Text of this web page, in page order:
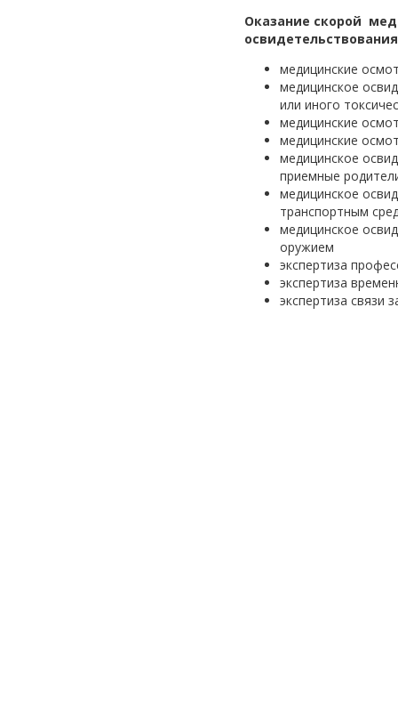
Оказание скорой
медицинские
медицинское
или иного
медицинские
медицинские
медицинское
приемные
медицинское
транспортным
медицинское
оружием
экспертиза
экспертиза
экспертиза связи